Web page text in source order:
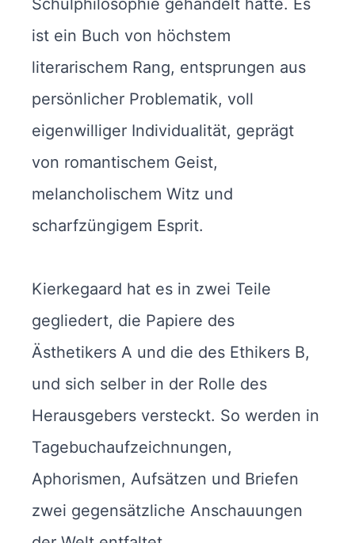
Schulphilosophie gehandelt hätte. Es
ist ein Buch von höchstem
literarischem Rang, entsprungen aus
persönlicher Problematik, voll
eigenwilliger Individualität, geprägt
von romantischem Geist,
melancholischem Witz und
scharfzüngigem Esprit.
Kierkegaard hat es in zwei Teile
gegliedert, die Papiere des
Ästhetikers A und die des Ethikers B,
und sich selber in der Rolle des
Herausgebers versteckt. So werden in
Tagebuchaufzeichnungen,
Aphorismen, Aufsätzen und Briefen
zwei gegensätzliche Anschauungen